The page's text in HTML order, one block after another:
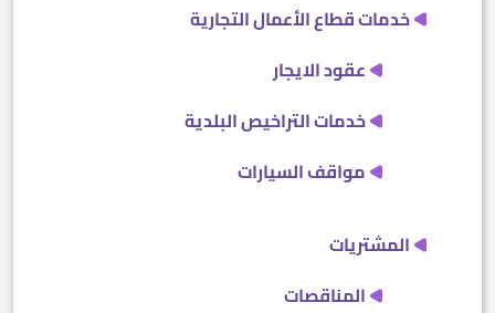
خدمات قطاع الأعمال التجارية
عقود الايجار
خدمات التراخيص البلدية
مواقف السيارات
المشتريات
المناقصات